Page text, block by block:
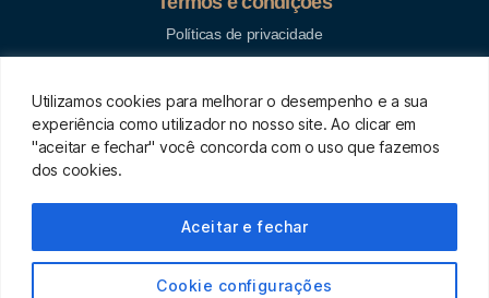
Utilizamos cookies para melhorar o desempenho e a sua
experiência como utilizador no nosso site. Ao clicar em
"aceitar e fechar" você concorda com o uso que fazemos
dos cookies.
Cookie configurações
Aceitar e fechar
Políticas de privacidade
Senior Concierge - © Todos os direitos reservados